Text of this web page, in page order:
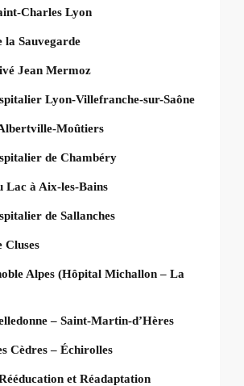
Charles Lyon
la Sauvegarde
Jean Mermoz
Lyon-Villefranche-sur-Saône
Moûtiers
de Chambéry
Lac à Aix-les-Bains
de Sallanches
Cluses
Alpes (Hôpital Michallon – La
– Saint-Martin-d’Hères
Cèdres – Échirolles
et Réadaptation